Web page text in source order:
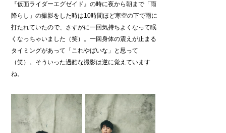
『仮面ライダーエグゼイド』の時に夜から朝まで「雨
降らし」の撮影をした時は10時間ほど寒空の下で雨に
打たれていたので、さすがに一回気持ちよくなって眠
くなっちゃいました（笑）。一回身体の震えが止まる
タイミングがあって「これやばいな」と思って
（笑）。そういった過酷な撮影は逆に覚えています
ね。